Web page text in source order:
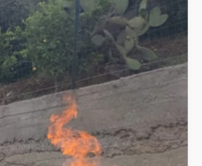
Gaspare F.